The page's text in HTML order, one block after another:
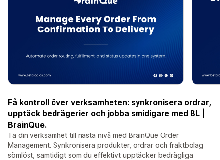
Få kontroll över verksamheten: synkronisera ordrar,
upptäck bedrägerier och jobba smidigare med BL |
BrainQue.
Ta din verksamhet till nästa nivå med BrainQue Order
Management. Synkronisera produkter, ordrar och fraktbolag
sömlöst, samtidigt som du effektivt upptäcker bedrägliga